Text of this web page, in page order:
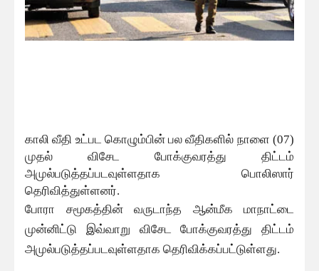
காலி வீதி உட்பட கொழும்பின் பல வீதிகளில் நாளை (07)
முதல் விசேட போக்குவரத்து திட்டம்
அமுல்படுத்தப்படவுள்ளதாக பொலிஸார்
தெரிவித்துள்ளனர்.
போரா சமூகத்தின் வருடாந்த ஆன்மீக மாநாட்டை
முன்னிட்டு இவ்வாறு விசேட போக்குவரத்து திட்டம்
அமுல்படுத்தப்படவுள்ளதாக தெரிவிக்கப்பட்டுள்ளது.